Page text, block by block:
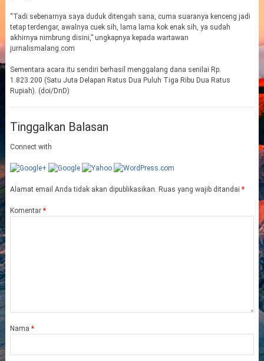
“Tadi sebenarnya saya duduk ditengah sana, cuma suaranya kenceng jadi
tetap terdengar, awalnya cuek sih, lama lama kok enak sih, ya sudah
akhirnya nimbrung disini,” ungkapnya kepada wartawan
jurnalismalang.com
Sementara acara itu sendiri berhasil menggalang dana senilai Rp.
1.823.200 (Satu Juta Delapan Ratus Dua Puluh Tiga Ribu Dua Ratus
Rupiah). (doi/DnD)
Tinggalkan Balasan
Connect with
Alamat email Anda tidak akan dipublikasikan. Ruas yang wajib ditandai *
Komentar *
Nama *